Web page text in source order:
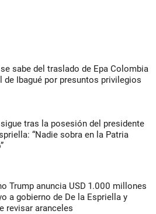
sabe del traslado de Epa Colombia
de Ibagué por presuntos privilegios
tras la posesión del presidente
“Nadie sobra en la Patria
Trump anuncia USD 1.000 millones
a gobierno de De la Espriella y
revisar aranceles